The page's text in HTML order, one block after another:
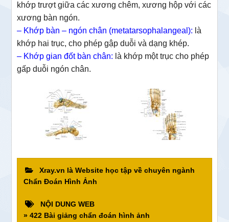
khớp trượt giữa các xương chêm, xương hộp với các
xương bàn ngón.
– Khớp bàn – ngón chân (metatarsophalangeal): là
khớp hai trục, cho phép gập duỗi và dạng khép.
– Khớp gian đốt bàn chân: là khớp một trục cho phép
gấp duỗi ngón chân.
Xray.vn là Website học tập về chuyên ngành
Chẩn Đoán Hình Ảnh
NỘI DUNG WEB
» 422 Bài giảng chẩn đoán hình ảnh